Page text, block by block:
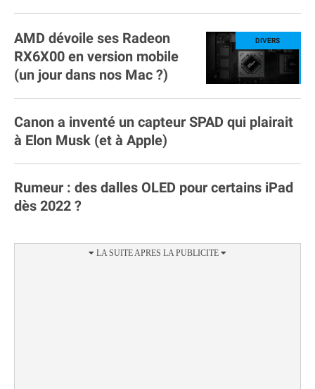
AMD dévoile ses Radeon
RX6X00 en version mobile
(un jour dans nos Mac ?)
Canon a inventé un capteur SPAD qui plairait
à Elon Musk (et à Apple)
Rumeur : des dalles OLED pour certains iPad
dès 2022 ?